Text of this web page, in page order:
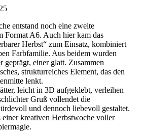
entstand noch eine zweite
Format A6. Auch hier kam das
Herbst“ zum Einsatz, kombiniert
Farbfamilie. Aus beidem wurden
geprägt, einer glatt. Zusammen
strukturreiches Element, das den
lenkt.
leicht in 3D aufgeklebt, verleihen
Gruß vollendet die
und dennoch liebevoll gestaltet.
kreativen Herbstwoche voller